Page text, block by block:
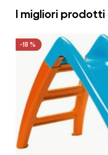
I migliori prodotti
-18 %